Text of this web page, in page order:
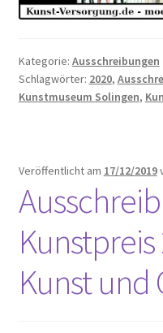
Kategorie: Ausschreibungen
Schlagwörter: 2020,
Kunstmuseum Solingen,
Veröffentlicht am 17/12/2019
Kunstpreis
Kunst und